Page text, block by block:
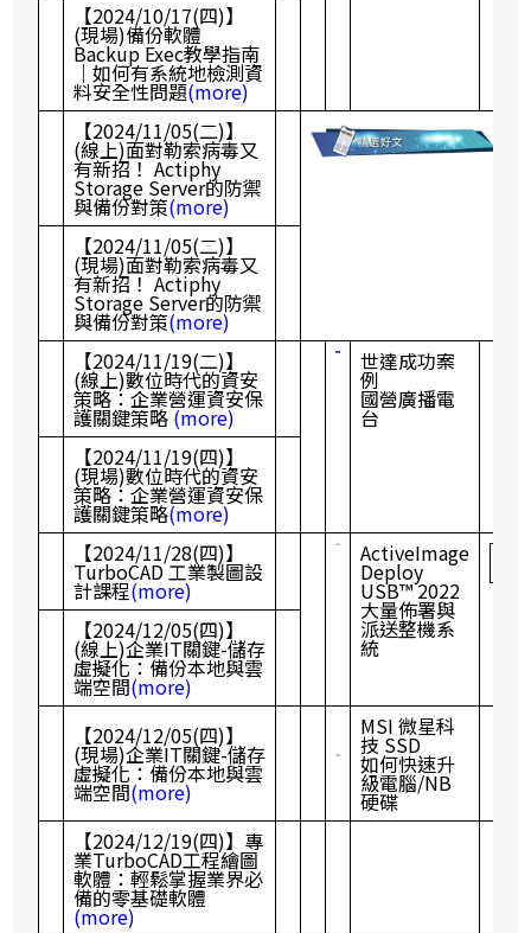
【2024/10/17(四)】
(現場)備份軟體
Backup Exec教學指南
｜如何有系統地檢測資
料安全性問題(more)
【2024/11/05(二)】
(線上)面對勒索病毒又
有新招！ Actiphy
Storage Server的防禦
與備份對策(more)
【2024/11/05(二)】
(現場)面對勒索病毒又
有新招！ Actiphy
Storage Server的防禦
與備份對策(more)
【2024/11/19(二)】
(線上)數位時代的資安
策略：企業營運資安保
護關鍵策略(more)
世達成功案
例
國營廣播電
台
【2024/11/19(四)】
(現場)數位時代的資安
策略：企業營運資安保
護關鍵策略(more)
【2024/11/28(四)】
TurboCAD 工業製圖設
計課程(more)
ActiveImage
Deploy
USB™ 2022
大量佈署與
派送整機系
統
【2024/12/05(四)】
(線上)企業IT關鍵-儲存
虛擬化：備份本地與雲
端空間(more)
【2024/12/05(四)】
(現場)企業IT關鍵-儲存
虛擬化：備份本地與雲
端空間(more)
MSI 微星科
技 SSD
如何快速升
級電腦/NB
硬碟
【2024/12/19(四)】專
業TurboCAD工程繪圖
軟體：輕鬆掌握業界必
備的零基礎軟體
(more)